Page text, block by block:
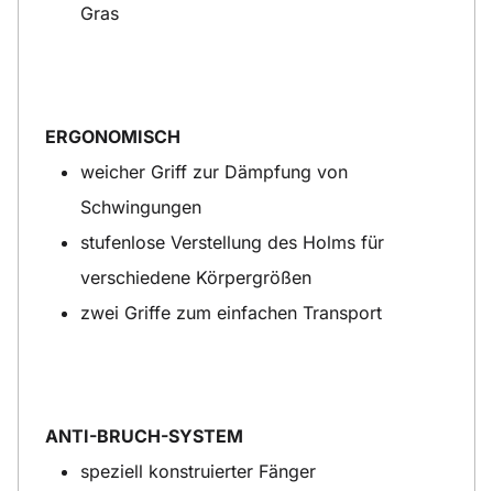
Gras
ERGONOMISCH
weicher Griff zur Dämpfung von
Schwingungen
stufenlose Verstellung des Holms für
verschiedene Körpergrößen
zwei Griffe zum einfachen Transport
ANTI-BRUCH-SYSTEM
speziell konstruierter Fänger